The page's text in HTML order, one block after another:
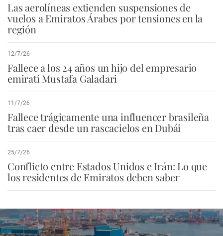
Las aerolíneas extienden suspensiones de
vuelos a Emiratos Árabes por tensiones en la
región
12/7/26
Fallece a los 24 años un hijo del empresario
emiratí Mustafa Galadari
11/7/26
Fallece trágicamente una influencer brasileña
tras caer desde un rascacielos en Dubái
25/7/26
Conflicto entre Estados Unidos e Irán: Lo que
los residentes de Emiratos deben saber